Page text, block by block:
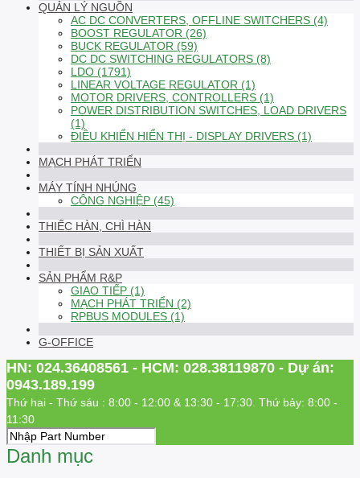
QUẢN LÝ NGUỒN
AC DC CONVERTERS, OFFLINE SWITCHERS (4)
BOOST REGULATOR (26)
BUCK REGULATOR (59)
DC DC SWITCHING REGULATORS (8)
LDO (1791)
LINEAR VOLTAGE REGULATOR (1)
MOTOR DRIVERS, CONTROLLERS (1)
POWER DISTRIBUTION SWITCHES, LOAD DRIVERS
(1)
ĐIỀU KHIỂN HIỂN THỊ - DISPLAY DRIVERS (1)
MẠCH PHÁT TRIỂN
MÁY TÍNH NHÚNG
CÔNG NGHIỆP (45)
THIẾC HÀN, CHÌ HÀN
THIẾT BỊ SẢN XUẤT
SẢN PHẨM R&P
GIAO TIẾP (1)
MẠCH PHÁT TRIỂN (2)
RPBUS MODULES (1)
G-OFFICE
HN: 024.36408561 - HCM: 028.38119870 - Dự án:
0943.189.199
Thứ hai - Thứ sáu : 8:00 - 12:00 & 13:30 - 17:30. Thứ bảy: 8:00 -
11:30
Danh mục